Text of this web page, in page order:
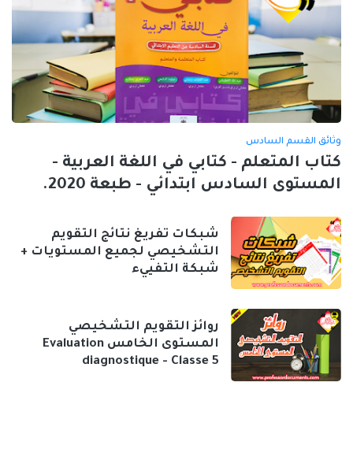
وثائق القسم السادس
كتاب المتعلم - كتابي في اللغة العربية -
المستوى السادس ابتدائي - طبعة 2020.
شبكات تفريغ نتائج التقويم
التشخيصي لجميع المستويات +
شبكة التفييء
روائز التقويم التشخيصي
المستوى الخامس Evaluation
diagnostique - Classe 5